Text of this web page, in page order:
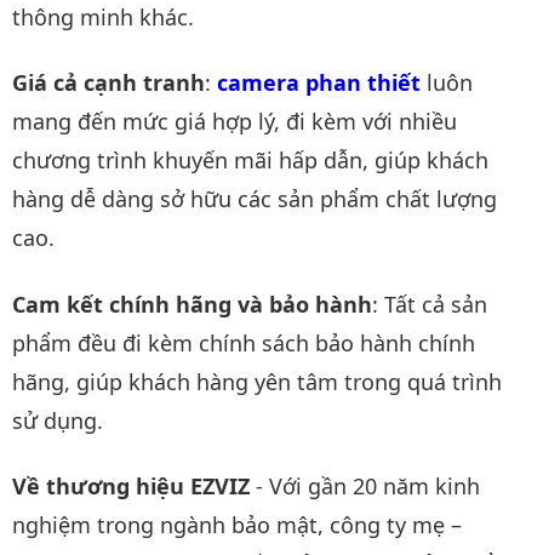
thông minh khác.
Giá cả cạnh tranh: camera phan thiết luôn
mang đến mức giá hợp lý, đi kèm với nhiều
chương trình khuyến mãi hấp dẫn, giúp khách
hàng dễ dàng sở hữu các sản phẩm chất lượng
cao.
Cam kết chính hãng và bảo hành: Tất cả sản
phẩm đều đi kèm chính sách bảo hành chính
hãng, giúp khách hàng yên tâm trong quá trình
sử dụng.
Về thương hiệu EZVIZ - Với gần 20 năm kinh
nghiệm trong ngành bảo mật, công ty mẹ –